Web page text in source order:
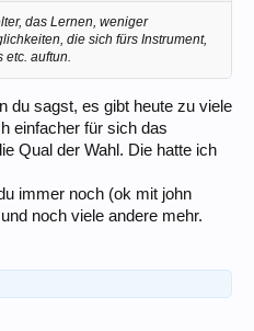
das Lernen, weniger
die sich fürs Instrument,
etc. auftun.
du sagst, es gibt heute zu viele
einfacher für sich das
Qual der Wahl. Die hatte ich
immer noch (ok mit john
noch viele andere mehr.